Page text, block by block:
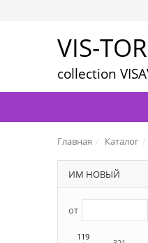
VIS-TOR
collection
Главная Каталог
ИМ НОВЫЙ
от
119